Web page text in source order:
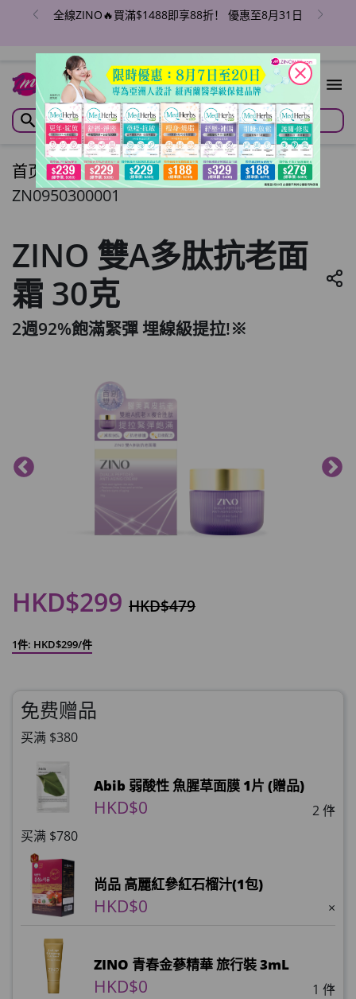
全線ZINO🔥買滿$1488即享88折！ 優惠至8月31日
首页/ZINO 雙A多肽抗老面霜 30克
ZN0950300001
ZINO 雙A多肽抗老面
霜 30克
2週92%飽滿緊彈 埋線級提拉!※
HKD$299 HKD$479
1件: HKD$299/件
免费赠品
买满 $380
2 件
Abib 弱酸性 魚腥草面膜 1片 (贈品)
HKD$0
×
买满 $780
1 件
尚品 高麗紅參紅石榴汁(1包)
HKD$0 ×
ZINO 青春金蔘精華 旅行裝 3mL
HKD$0
×
close